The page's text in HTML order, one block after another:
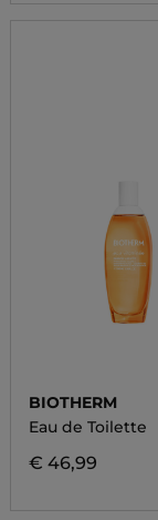
BIOTHERM
Eau de Toilette
€ 46,99